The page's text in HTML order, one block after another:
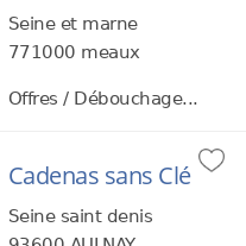
Seine et marne
771000 meaux
Offres / Débouchage...
Cadenas sans Clé
Seine saint denis